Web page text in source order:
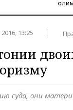
13:25
суда, они